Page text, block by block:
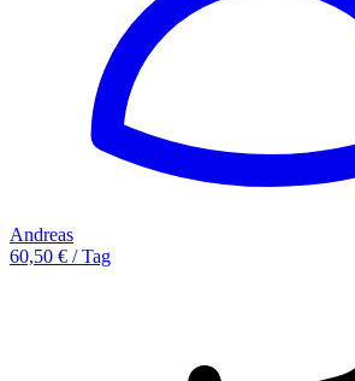
Andreas
60,50 € / Tag